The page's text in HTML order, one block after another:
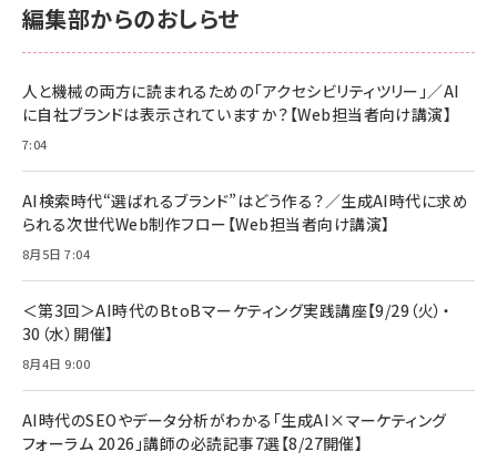
anan(アンアン)2026/06/24号 No.2500増刊
スペシャルエディション[王道エンタメの矜持／
￥1,100
年後半、あなたの恋と運命／山田涼介]
￥880
Amazonランキングをもっと見る
NIMASO ガラスフィルム iPhone 17 用 保護フィ
すい ガイド枠付き いPhone17 (6.3インチ) 対応
2枚セット DSP25F1698
￥1,599
【New】Amazon Fire TV Stick HD | 手軽にスト
レイヤー
￥6,980
Anker Soundcore P31i (Bluetooth 6.1) 【完
全ワイヤレスイヤホン/アクティブノイズキャンセリ
ング/マルチポイント接続 / 最大50時間再生 / PSE
Anker PowerLine III Flow USB-C & USB-C
ケーブル Anker絡まないケーブル 240W 結束バン
ド付き USB PD対応 シリコン素材採用 iPhone
17 / 16 / 15 / Galaxy iPad Pro MacBook
Amazon eギフトカード - Amazonロゴ - クラ
￥5,000
ケーブル Anker絡まないケーブル 240W 結束バン
17 / 16 / 15 / Galaxy iPad Pro MacBook
Pro/Air 各種対応 (1.8m ミッドナイトブラック)
￥1,890
キャンペーン】
￥4,857
編集部からのおしらせ
人と機械の両方に読まれるための「アクセシビリティツリー」／AI
に自社ブランドは表示されていますか？【Web担当者向け講演】
7:04
AI検索時代“選ばれるブランド”はどう作る？／生成AI時代に求め
られる次世代Web制作フロー【Web担当者向け講演】
8月5日 7:04
＜第3回＞AI時代のBtoBマーケティング実践講座【9/29（火）・
30（水）開催】
8月4日 9:00
AI時代のSEOやデータ分析がわかる「生成AI×マーケティング
フォーラム 2026」講師の必読記事7選【8/27開催】